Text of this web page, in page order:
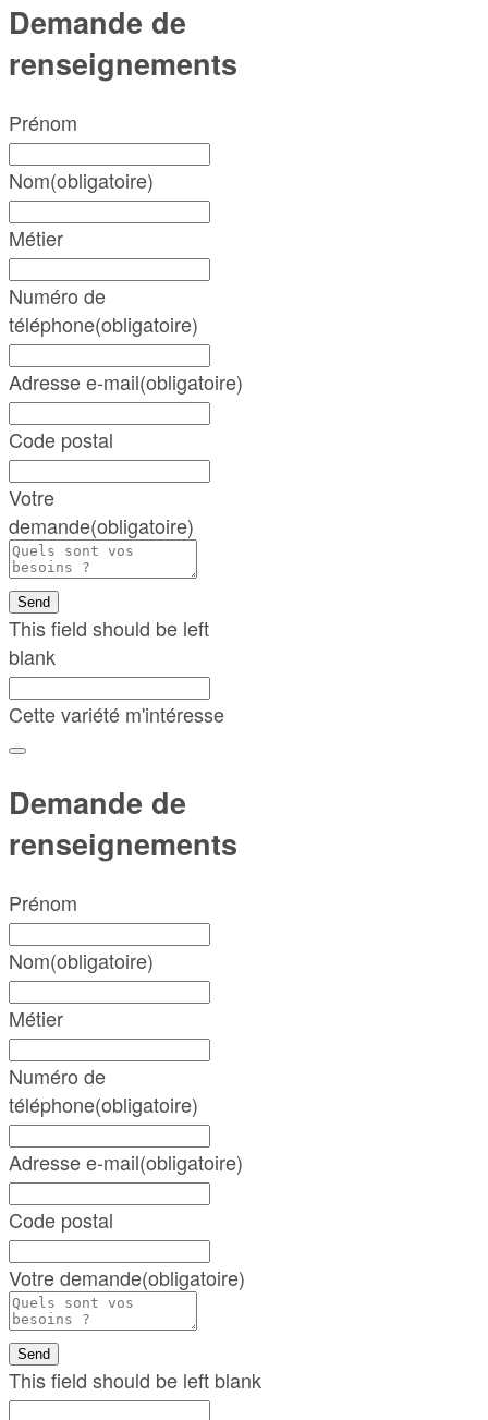
Demande de
renseignements
Prénom
Nom(obligatoire)
Métier
Numéro de
téléphone(obligatoire)
Adresse e-mail(obligatoire)
Code postal
Votre
demande(obligatoire)
Send
This field should be left
blank
Cette variété m'intéresse
Demande de
renseignements
Prénom
Nom(obligatoire)
Métier
Numéro de
téléphone(obligatoire)
Adresse e-mail(obligatoire)
Code postal
Votre demande(obligatoire)
Send
This field should be left blank